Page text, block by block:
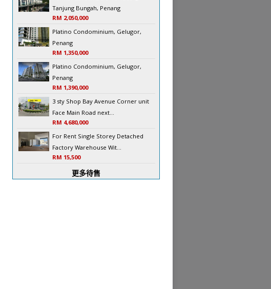
Tanjung Bungah, Penang
RM 2,050,000
Platino Condominium, Gelugor,
Penang
RM 1,350,000
Platino Condominium, Gelugor,
Penang
RM 1,390,000
3 sty Shop Bay Avenue Corner unit
Face Main Road next...
RM 4,680,000
For Rent Single Storey Detached
Factory Warehouse Wit...
RM 15,500
更多待售